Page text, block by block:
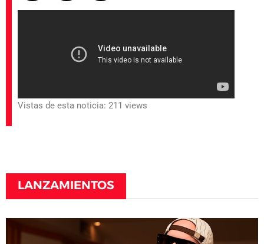
Vistas de esta noticia: 211 views
LANZAMIENTOS